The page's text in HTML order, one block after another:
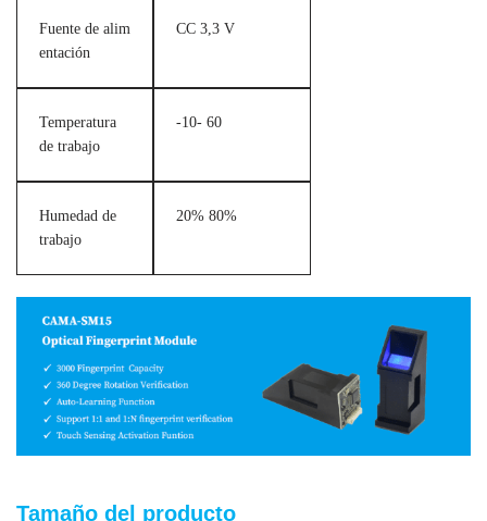
Fuente de alim
entación
CC 3,3 V
Temperatura
de trabajo
-10- 60
Humedad de
trabajo
20% 80%
Tamaño del producto